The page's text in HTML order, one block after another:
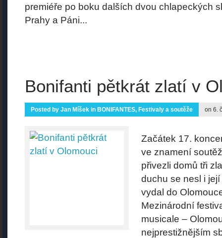
premiéře po boku dalších dvou chlapeckých
Prahy a Páni...
Bonifanti pětkrát zlatí v
Posted by Jan Míšek in BONIFANTES, Festivaly a soutěže on 6.
Začátek 17.
ve znamení
přivezli domů tři
duchu se nesl i
vydal do
Mezinárodní
musicale –
nejprestižnějším